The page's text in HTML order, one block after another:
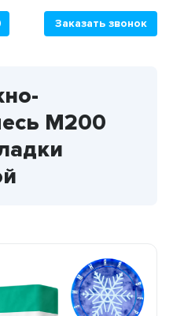
Заказать звонок
М200